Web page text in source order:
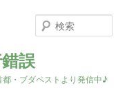
誤
・ブダペストより発信中♪
索